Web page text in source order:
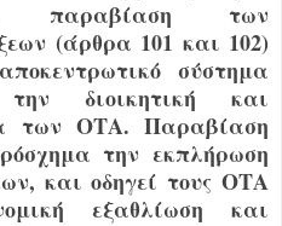
παραβίαση των
(άρθρα 101 και 102)
σύστημα
διοικητική και
των ΟΤΑ. Παραβίαση
την εκπλήρωση
και οδηγεί τους ΟΤΑ
εξαθλίωση και